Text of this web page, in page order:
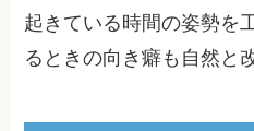
起きている時間の姿勢を
るときの向き癖も自然と